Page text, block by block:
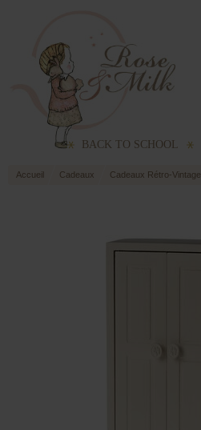
BACK TO SCHOOL
Accueil Cadeaux Cadeaux Rétro-Vintage